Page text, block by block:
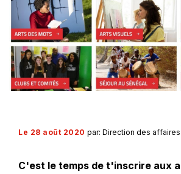
Le 28 août 2020 par: Direction des
C'est le temps de t'inscrire aux